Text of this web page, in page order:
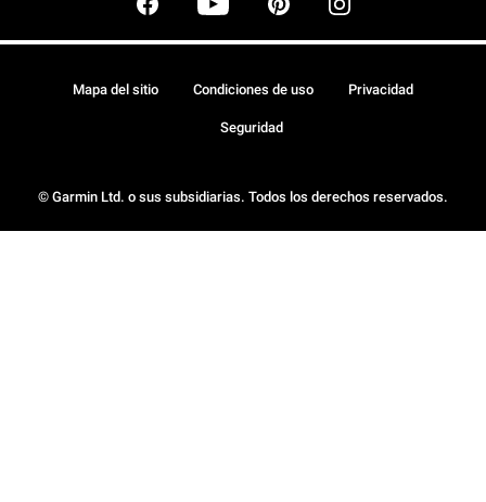
© Garmin Ltd. o sus subsidiarias. Todos los derechos reservados.
Mapa del sitio Condiciones de uso Privacidad
Seguridad